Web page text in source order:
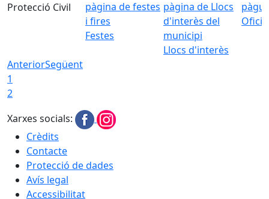
Protecció Civil
Festes
Llocs d'interès
AnteriorSegüent
1
2
Xarxes socials:
Crèdits
Contacte
Protecció de dades
Avís legal
Accessibilitat